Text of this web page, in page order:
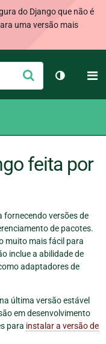
do Django que não é
uma versão mais
Enviar
Alternar
feita por
versões de
de pacotes.
muito mais fácil para
inclue a abilidade de
adaptadores de
última versão estável
em desenvolvimento
para instalar a versão de